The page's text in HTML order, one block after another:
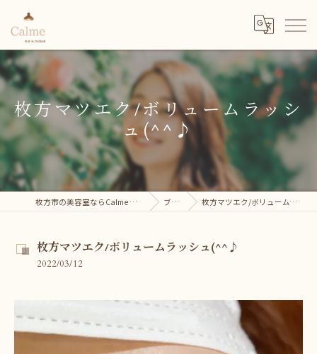
枚方マツエク/ボリュームラッシ
ュ(^^♪
枚方市の美容室ならCalme hair＆eyelash ブログ 枚方マツエク/ボリュームラッシュ(^^♪
枚方マツエク/ボリュームラッシュ(^^♪
2022/03/12